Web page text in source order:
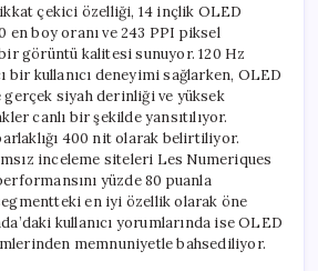
çekici özelliği, 14 inçlik OLED
en boy oranı ve 243 PPI piksel
görüntü kalitesi sunuyor. 120 Hz
bir kullanıcı deneyimi sağlarken, OLED
siyah derinliği ve yüksek
canlı bir şekilde yansıtılıyor.
400 nit olarak belirtiliyor.
inceleme siteleri Les Numeriques
yüzde 80 puanla
en iyi özellik olarak öne
kullanıcı yorumlarında ise OLED
memnuniyetle bahsediliyor.